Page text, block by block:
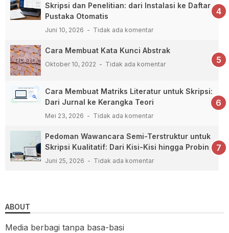
Skripsi dan Penelitian: dari Instalasi ke Daftar
Pustaka Otomatis
Juni 10, 2026 Tidak ada komentar
Cara Membuat Kata Kunci Abstrak
Oktober 10, 2022 Tidak ada komentar
Cara Membuat Matriks Literatur untuk Skripsi:
Dari Jurnal ke Kerangka Teori
Mei 23, 2026 Tidak ada komentar
Pedoman Wawancara Semi-Terstruktur untuk
Skripsi Kualitatif: Dari Kisi-Kisi hingga Probing
Juni 25, 2026 Tidak ada komentar
ABOUT
Media berbagi tanpa basa-basi